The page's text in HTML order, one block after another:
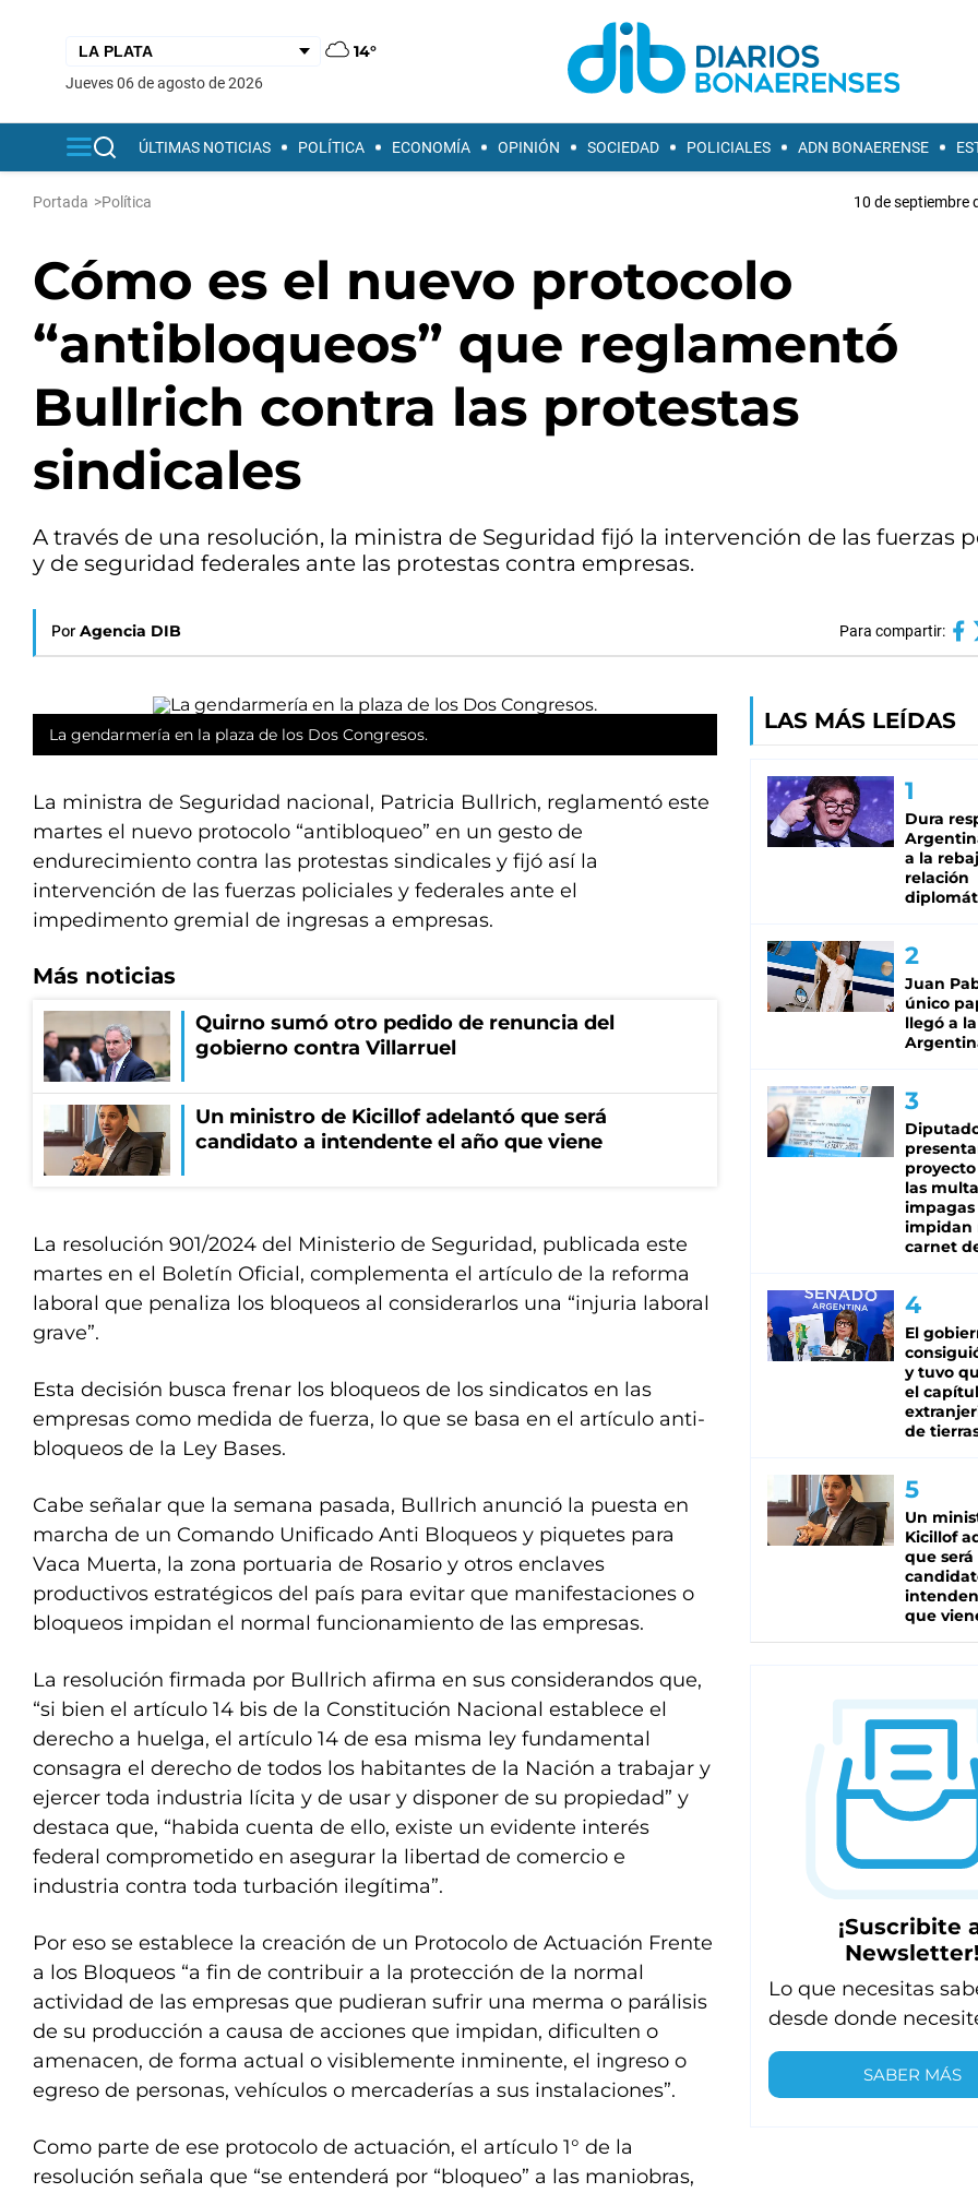
14°
jueves 06 de agosto de 2026
ÚLTIMAS NOTICIAS POLÍTICA ECONOMÍA OPINIÓN SOCIEDAD POLICIALES ADN BONAERENSE
Portada >Política 10 de septiembre
Cómo es el nuevo protocolo
“antibloqueos” que reglamentó
Bullrich contra las protestas
sindicales
A través de una resolución, la ministra de Seguridad fijó la intervención de las fuerzas
y de seguridad federales ante las protestas contra empresas.
Por Agencia DIB Para compartir:
La gendarmería en la plaza de los Dos Congresos.
La ministra de Seguridad nacional, Patricia Bullrich, reglamentó este
martes el nuevo protocolo “antibloqueo” en un gesto de
endurecimiento contra las protestas sindicales y fijó así la
intervención de las fuerzas policiales y federales ante el
impedimento gremial de ingresas a empresas.
Más noticias
Quirno sumó otro pedido de renuncia del
gobierno contra Villarruel
Un ministro de Kicillof adelantó que será
candidato a intendente el año que viene
La resolución 901/2024 del Ministerio de Seguridad, publicada este
martes en el Boletín Oficial, complementa el artículo de la reforma
laboral que penaliza los bloqueos al considerarlos una “injuria laboral
grave”.
Esta decisión busca frenar los bloqueos de los sindicatos en las
empresas como medida de fuerza, lo que se basa en el artículo anti-
bloqueos de la Ley Bases.
Cabe señalar que la semana pasada, Bullrich anunció la puesta en
marcha de un Comando Unificado Anti Bloqueos y piquetes para
Vaca Muerta, la zona portuaria de Rosario y otros enclaves
productivos estratégicos del país para evitar que manifestaciones o
bloqueos impidan el normal funcionamiento de las empresas.
La resolución firmada por Bullrich afirma en sus considerandos que,
“si bien el artículo 14 bis de la Constitución Nacional establece el
derecho a huelga, el artículo 14 de esa misma ley fundamental
consagra el derecho de todos los habitantes de la Nación a trabajar y
ejercer toda industria lícita y de usar y disponer de su propiedad” y
destaca que, “habida cuenta de ello, existe un evidente interés
federal comprometido en asegurar la libertad de comercio e
industria contra toda turbación ilegítima”.
Por eso se establece la creación de un Protocolo de Actuación Frente
a los Bloqueos “a fin de contribuir a la protección de la normal
actividad de las empresas que pudieran sufrir una merma o parálisis
de su producción a causa de acciones que impidan, dificulten o
amenacen, de forma actual o visiblemente inminente, el ingreso o
egreso de personas, vehículos o mercaderías a sus instalaciones”.
Como parte de ese protocolo de actuación, el artículo 1° de la
resolución señala que “se entenderá por “bloqueo” a las maniobras,
LAS MÁS LEÍDAS
Dura
a la
relación
Juan
único
llegó a la
las
impagas
impidan
carnet
El
y tuvo
el
de
Un
Kicillof
que será
que
¡Suscribite
Newsletter!
Lo que necesitas
desde donde
SABER MÁS